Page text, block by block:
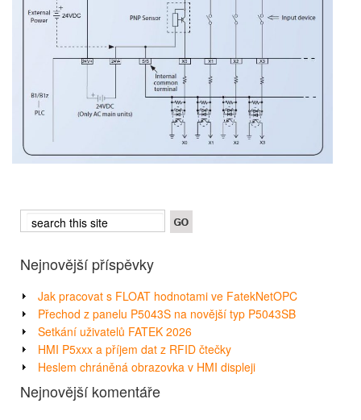
Nejnovější příspěvky
Jak pracovat s FLOAT hodnotami ve FatekNetOPC
Přechod z panelu P5043S na novější typ P5043SB
Setkání uživatelů FATEK 2026
HMI P5xxx a příjem dat z RFID čtečky
Heslem chráněná obrazovka v HMI displeji
Nejnovější komentáře